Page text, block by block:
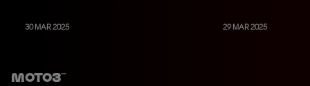
30 MAR 2025 29 MAR 2025
Moto3™